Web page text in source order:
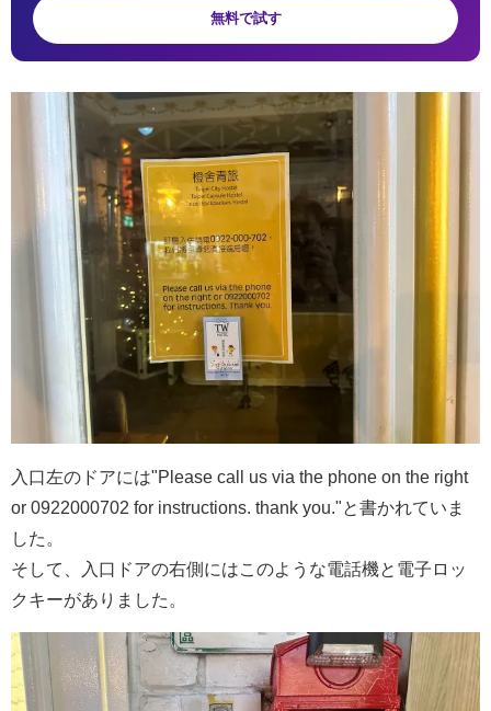
無料で試す
入口左のドアには"Please call us via the phone on the right
or 0922000702 for instructions. thank you."と書かれていま
した。
そして、入口ドアの右側にはこのような電話機と電子ロッ
クキーがありました。